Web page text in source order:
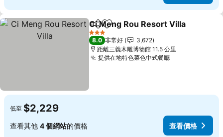
分享 加入我的最愛
Ci Meng Rou Resort Villa
3 星級
8.0 非常好
3,672
距離三義木雕博物館 11.5 公里
提供在地特色菜色中式餐廳查看價格
低至 $2,229
查看其他 4 個網站的價格 查看價格